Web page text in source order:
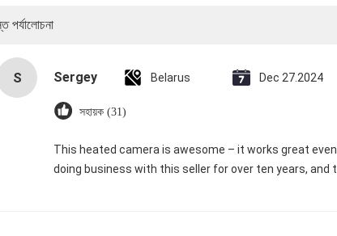
পর্যালোচনা
S Sergey Belarus Dec 27.2024
সহায়ক (31)
This heated camera is awesome – it works great
doing business with this seller for over ten years, and